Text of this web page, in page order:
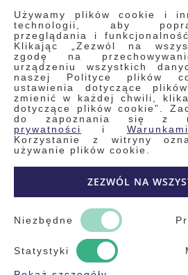
Używamy plików cookie i
technologii, aby
przeglądania i
Klikając „Zezwól na
zgodę na
urządzeniu wszystkich
naszej Polityce plików
ustawienia dotyczące
zmienić w każdej chwili,
dotyczące plików cookie”.
do zapoznania się z
prywatności
i
Korzystanie z witryny
używanie plików cookie.
ZEZWÓL NA
Niezbędne
Statystyki
INFORMACJE
Regulamin
Polityka prywatności i pliki
Wyszukiwane frazy
Wyszukiwanie zaawansowane
Zamówienia
Skontaktuj się z nami
Odstąp od umowy
Kontakt